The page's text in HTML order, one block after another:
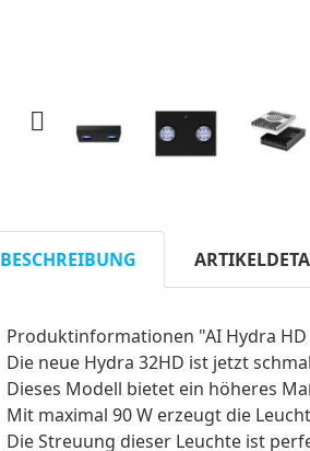

BESCHREIBUNG
Produktinformationen "AI Hydra HD
Die neue Hydra 32HD ist jetzt
Dieses Modell bietet ein höheres
Mit maximal 90 W erzeugt die
Die Streuung dieser Leuchte ist